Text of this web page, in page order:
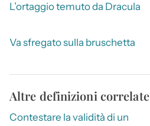
L’ortaggio temuto da Dracula
Va sfregato sulla bruschetta
Altre definizioni correlate
Contestare la validità di un